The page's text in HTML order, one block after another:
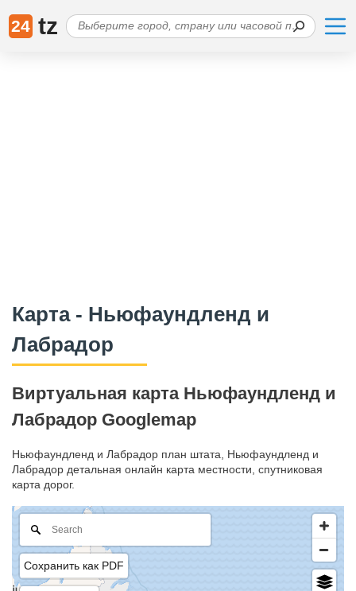
24 tz
Карта - Ньюфаундленд и
Лабрадор
Виртуальная карта Ньюфаундленд и
Лабрадор Googlemap
Ньюфаундленд и Лабрадор план штата, Ньюфаундленд и
Лабрадор детальная онлайн карта местности, спутниковая
карта дорог.
Сохранить как PDF